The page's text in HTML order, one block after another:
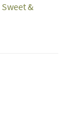
Sweet &